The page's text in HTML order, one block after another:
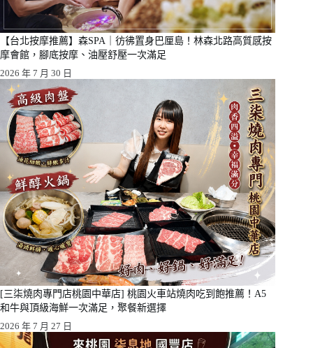
【台北按摩推薦】森SPA｜彷彿置身巴厘島！林森北路高質感按
摩會館，腳底按摩、油壓舒壓一次滿足
2026 年 7 月 30 日
[三柒燒肉專門店桃園中華店] 桃園火車站燒肉吃到飽推薦！A5
和牛與頂級海鮮一次滿足，聚餐新選擇
2026 年 7 月 27 日